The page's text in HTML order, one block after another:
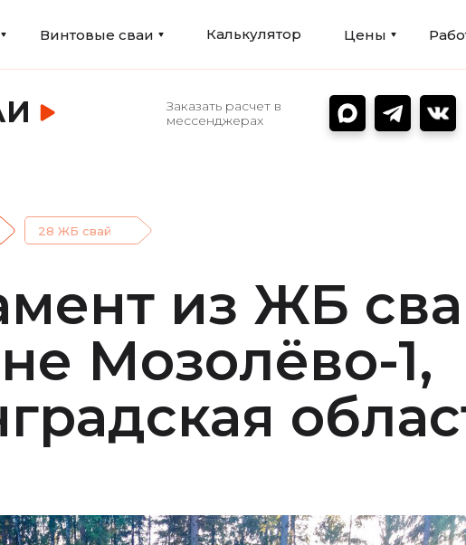
Винтовые сваи Калькулятор Цены
Заказать расчет в
мессенджерах
28 ЖБ свай
из ЖБ
Мозолёво-1,